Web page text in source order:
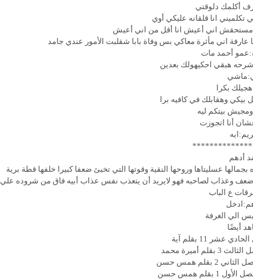
أكلمك دلوقتي
انا قلقانه عليكي أوي
مستحقش اني أعيش انا أقل من اني أعيش
اني مأثرة معاكي بس وفاة بابا شقلبت الأمور عندي جامد
أحمد مات
هبقي احكيهولك بعدين
بكرا
بيكي وهقابلك في كافيه برا
بيتكم ليه
أنا اتجوزت
أدهم
عسليتاها وروحها النقية وقوتها التي تخبئ ضعفا كبيرا خلفها قطة برية
ضعف وعذاب لصاحبه فهو لايريد أن يتعذب نفس عذاب أبيه فاق من شروده علي
ع الباب
الي الغرفة
أيضًا
عشر 11 بقلم آية
أميرة محمد
بقلم همس حسن
همس حسن